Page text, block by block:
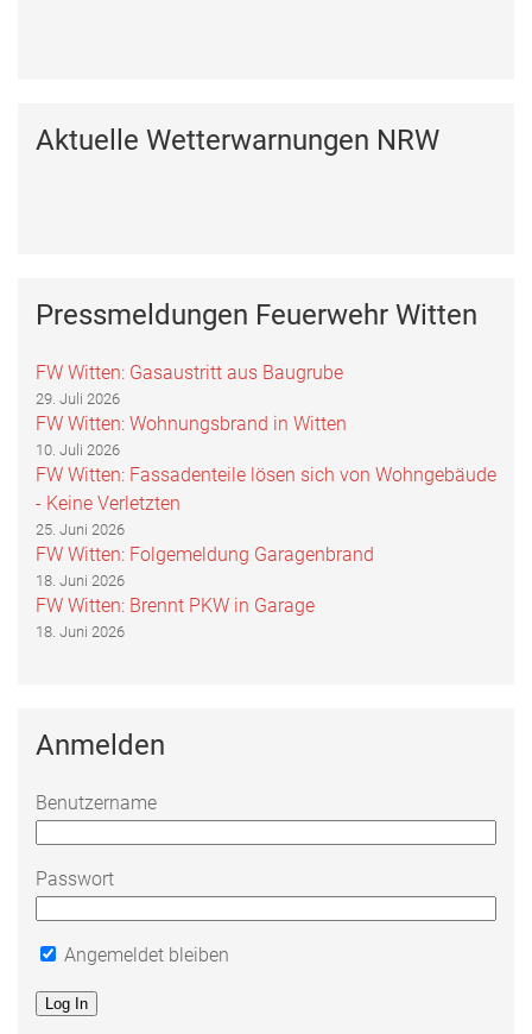
Aktuelle Wetterwarnungen NRW
Pressmeldungen Feuerwehr Witten
FW Witten: Gasaustritt aus Baugrube
29. Juli 2026
FW Witten: Wohnungsbrand in Witten
10. Juli 2026
FW Witten: Fassadenteile lösen sich von Wohngebäude
- Keine Verletzten
25. Juni 2026
FW Witten: Folgemeldung Garagenbrand
18. Juni 2026
FW Witten: Brennt PKW in Garage
18. Juni 2026
Anmelden
Benutzername
Passwort
Angemeldet bleiben